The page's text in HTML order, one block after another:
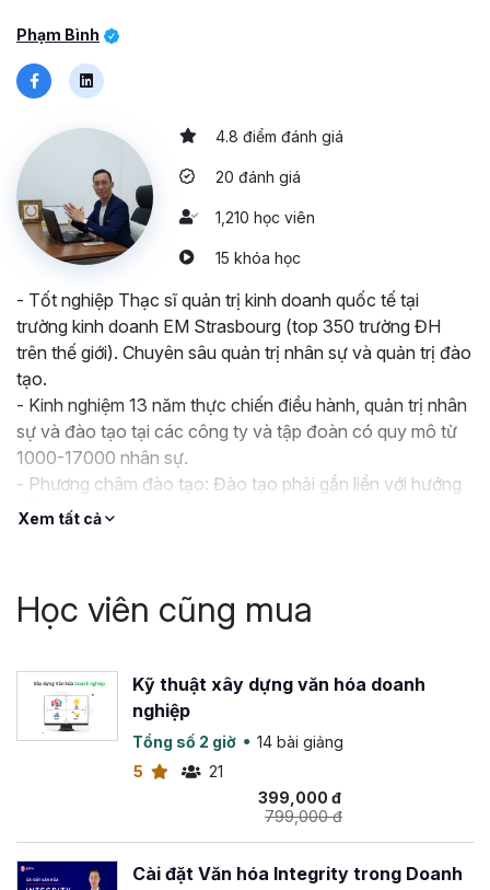
Phạm Bình
4.8 điểm đánh giá
20 đánh giá
1,210 học viên
15 khóa học
- Tốt nghiệp Thạc sĩ quản trị kinh doanh quốc tế tại
trường kinh doanh EM Strasbourg (top 350 trường ĐH
trên thế giới). Chuyên sâu quản trị nhân sự và quản trị đào
tạo.
- Kinh nghiệm 13 năm thực chiến điều hành, quản trị nhân
sự và đào tạo tại các công ty và tập đoàn có quy mô từ
1000-17000 nhân sự.
- Phương châm đào tạo: Đào tạo phải gắn liền với hướng
dẫn và thực hành, học xong người học phải làm được
Xem tất cả
Học viên cũng mua
Kỹ thuật xây dựng văn hóa doanh
nghiệp
Tổng số 2 giờ
14 bài giảng
5
21
399,000 đ
799,000 đ
Cài đặt Văn hóa Integrity trong Doanh